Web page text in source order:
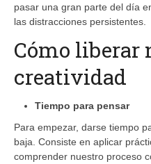
pasar una gran parte del día
las distracciones persistentes.
Cómo liberar
creatividad
Tiempo para pensar
Para empezar, darse tiempo
baja. Consiste en aplicar
comprender nuestro proceso